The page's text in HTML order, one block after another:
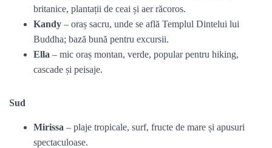
britanice, plantații de ceai și aer răcoros.
Kandy – oraș sacru, unde se află Templul Dintelui lui
Buddha; bază bună pentru excursii.
Ella – mic oraș montan, verde, popular pentru hiking,
cascade și peisaje.
Sud
Mirissa – plaje tropicale, surf, fructe de mare și apusuri
spectaculoase.